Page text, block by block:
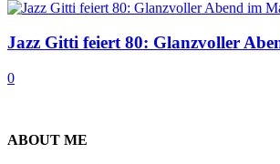
Jazz Gitti feiert 80: Glanzvoller
0
ABOUT ME